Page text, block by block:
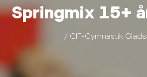
Springmix 15+
/ GIF-Gymnastik